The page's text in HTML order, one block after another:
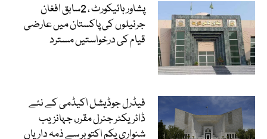
پشاور ہائیکورٹ ، 2سابق افغان
جرنیلوں کی پاکستان میں عارضی
قیام کی درخواستیں مسترد
فیڈرل جوڈیشل اکیڈمی کے نئے
ڈائریکٹر جنرل مقرر، جہانزیب
شنواری یکم اکتوبر سے ذمہ داریاں